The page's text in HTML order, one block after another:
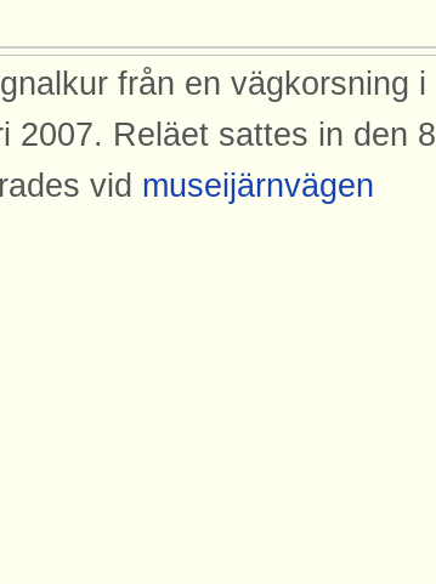
från en vägkorsning i
2007. Reläet sattes in den 8
vid museijärnvägen